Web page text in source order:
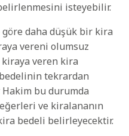
isteyebilir.
daha düşük bir kira
vereni olumsuz
veren kira
tekrardan
bu durumda
ve kiralananın
bedeli belirleyecektir.